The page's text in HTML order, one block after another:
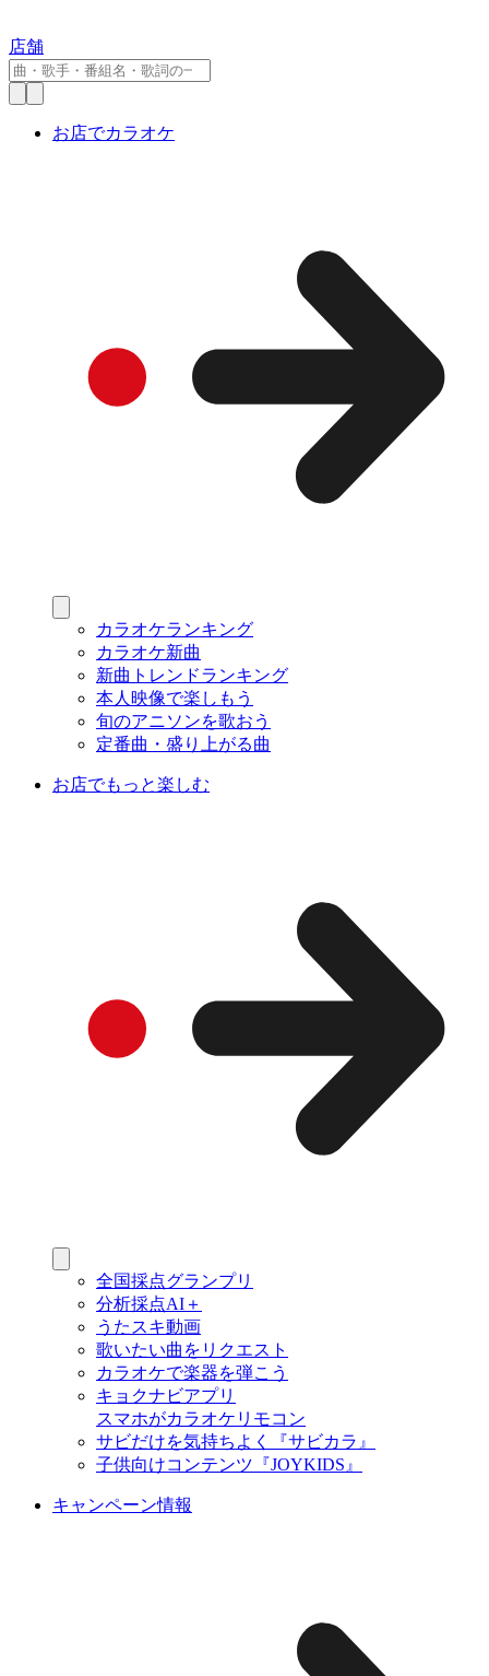
店舗
お店でカラオケ
カラオケランキング
カラオケ新曲
新曲トレンドランキング
本人映像で楽しもう
旬のアニソンを歌おう
定番曲・盛り上がる曲
お店でもっと楽しむ
全国採点グランプリ
分析採点AI＋
うたスキ動画
歌いたい曲をリクエスト
カラオケで楽器を弾こう
キョクナビアプリ
スマホがカラオケリモコン
サビだけを気持ちよく『サビカラ』
子供向けコンテンツ『JOYKIDS』
キャンペーン情報